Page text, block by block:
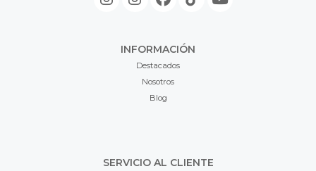
INFORMACIÓN
Destacados
Nosotros
Blog
SERVICIO AL CLIENTE